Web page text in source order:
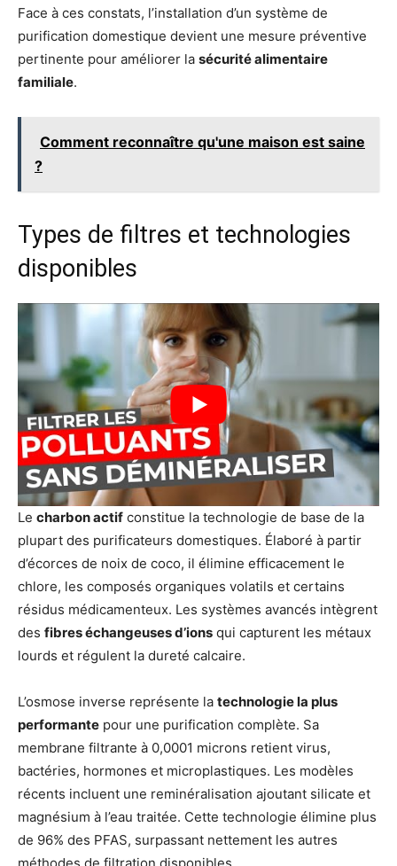
Face à ces constats, l’installation d’un système de
purification domestique devient une mesure préventive
pertinente pour améliorer la sécurité alimentaire
familiale.
Comment reconnaître qu'une maison est saine
?
Types de filtres et technologies
disponibles
Le charbon actif constitue la technologie de base de la
plupart des purificateurs domestiques. Élaboré à partir
d’écorces de noix de coco, il élimine efficacement le
chlore, les composés organiques volatils et certains
résidus médicamenteux. Les systèmes avancés intègrent
des fibres échangeuses d’ions qui capturent les métaux
lourds et régulent la dureté calcaire.
L’osmose inverse représente la technologie la plus
performante pour une purification complète. Sa
membrane filtrante à 0,0001 microns retient virus,
bactéries, hormones et microplastiques. Les modèles
récents incluent une reminéralisation ajoutant silicate et
magnésium à l’eau traitée. Cette technologie élimine plus
de 96% des PFAS, surpassant nettement les autres